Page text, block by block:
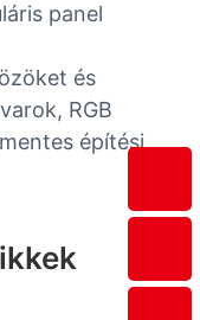
panel
és
RGB
építési